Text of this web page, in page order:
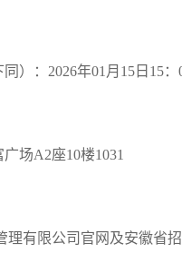
）： 2026年01 月 15日 15：
场A2座10楼1031
理有限公司官网及安徽省